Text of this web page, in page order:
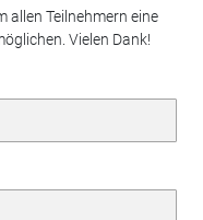
allen Teilnehmern eine
Vielen Dank!